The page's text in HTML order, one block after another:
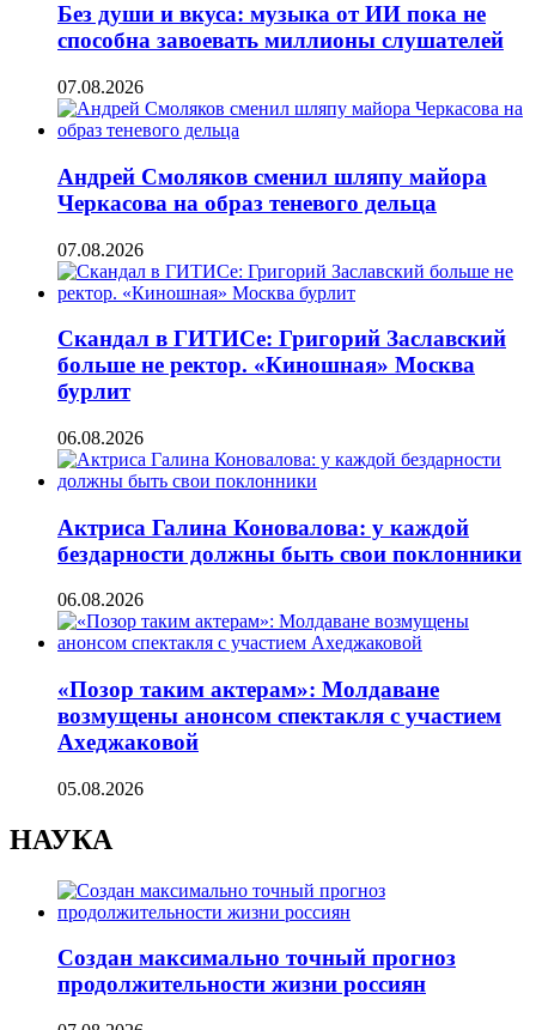
Без души и вкуса: музыка от ИИ пока не
способна завоевать миллионы слушателей
07.08.2026
Андрей Смоляков сменил шляпу майора
Черкасова на образ теневого дельца
07.08.2026
Скандал в ГИТИСе: Григорий Заславский
больше не ректор. «Киношная» Москва
бурлит
06.08.2026
Актриса Галина Коновалова: у каждой
бездарности должны быть свои поклонники
06.08.2026
«Позор таким актерам»: Молдаване
возмущены анонсом спектакля с участием
Ахеджаковой
05.08.2026
НАУКА
Создан максимально точный прогноз
продолжительности жизни россиян